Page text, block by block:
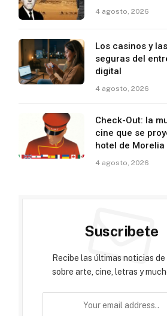
4 agosto, 2026
Los casinos y
seguras del
digital
4 agosto, 2026
Check-Out: la
cine que se
hotel de Morelia
4 agosto, 2026
Suscribete
Recibe las últimas noticias de
sobre arte, cine, letras y